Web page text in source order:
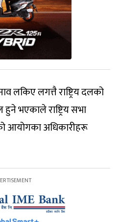
लकिए लगत्तै राष्ट्रिय दलको
हुने भएकाले राष्ट्रिय सभा
आयोगका अधिकारीहरू